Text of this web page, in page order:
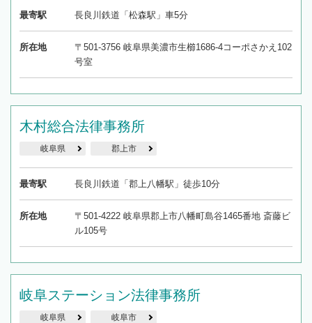
最寄駅 長良川鉄道「松森駅」車5分
所在地
〒501-3756 岐阜県美濃市生櫛1686-4コーポさかえ102
号室
木村総合法律事務所
岐阜県 郡上市
最寄駅 長良川鉄道「郡上八幡駅」徒歩10分
所在地
〒501-4222 岐阜県郡上市八幡町島谷1465番地 斎藤ビ
ル105号
岐阜ステーション法律事務所
岐阜県 岐阜市